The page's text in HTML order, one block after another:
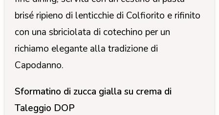
brisé ripieno di lenticchie di Colfiorito e rifinito
con una sbriciolata di cotechino per un
richiamo elegante alla tradizione di
Capodanno.
Sformatino di zucca gialla su crema di
Taleggio DOP